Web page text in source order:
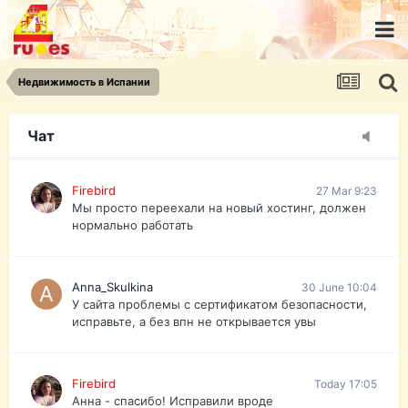
Недвижимость в Испании
Чат
urist.dokument@gmail.com
https://pasport-ua.com/
Телеграмм @uristpassua
Firebird
Друзья - из России без VPN сайт и форум
Firebird 27 Mar 9:23
Мы просто переехали на новый хостинг, должен
нормально работать
Anna_Skulkina 30 June 10:04
У сайта проблемы с сертификатом безопасности,
исправьте, а без впн не открывается увы
Firebird Today 17:05
Анна - спасибо! Исправили вроде